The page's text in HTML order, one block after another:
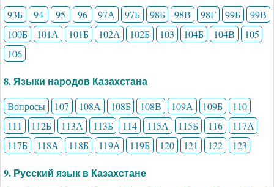
93Б 94 95 96 97А 97Б 98Б 98В 98Г 99Б
99В
100Б
101А 101Б 102А 102Б 103 104Б 104В
105
106
8. Языки народов Казахстана
Вопросы 107 108А 108Б 108В 109А 109Б
110
111
112Б 113А 113Б 114 115А 115Б 116
117А
117Б
118А 118Б 119А 119Б 120 121 122 123
9. Русский язык в Казахстане